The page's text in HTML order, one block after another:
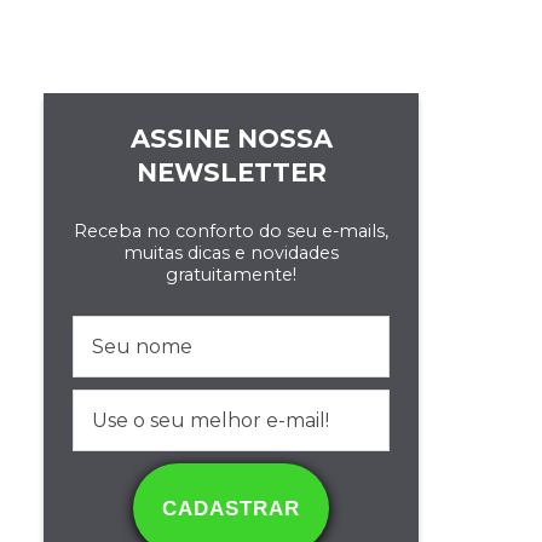
ASSINE NOSSA
NEWSLETTER
Receba no conforto do seu e-mails,
muitas dicas e novidades
gratuitamente!
CADASTRAR